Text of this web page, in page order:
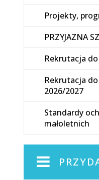
Projekty,
PRZYJAZNA
Rekrutacja
Rekrutacja
2026/2027
Standardy
małoletnich